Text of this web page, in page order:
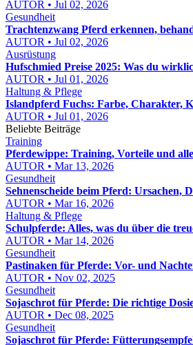
AUTOR • Jul 02, 2026
Gesundheit
Trachtenzwang Pferd erkennen,
AUTOR • Jul 02, 2026
Ausrüstung
Hufschmied Preise 2025: Was du
AUTOR • Jul 01, 2026
Haltung & Pflege
Islandpferd Fuchs: Farbe, Charakter,
AUTOR • Jul 01, 2026
Beliebte Beiträge
Training
Pferdewippe: Training, Vorteile und
AUTOR • Mar 13, 2026
Gesundheit
Sehnenscheide beim Pferd: Ursachen,
AUTOR • Mar 16, 2026
Haltung & Pflege
Schulpferde: Alles, was du über die
AUTOR • Mar 14, 2026
Gesundheit
Pastinaken für Pferde: Vor- und
AUTOR • Nov 02, 2025
Gesundheit
Sojaschrot für Pferde: Die richtige
AUTOR • Dec 08, 2025
Gesundheit
Sojaschrot für Pferde: